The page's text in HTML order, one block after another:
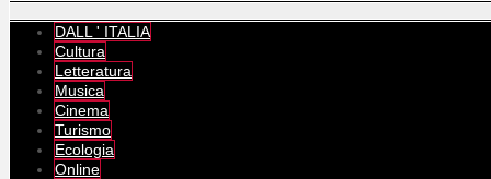
DALL ' ITALIA
Cultura
Letteratura
Musica
Cinema
Turismo
Ecologia
Online